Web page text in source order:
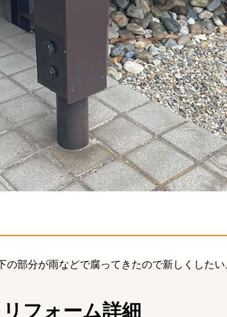
の部分が雨などで腐ってきたので新しくしたい
リフォーム詳細